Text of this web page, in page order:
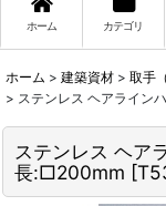
ホーム カテゴリ
ホーム > 建築資材 > 取手
> ステンレス ヘアライン
ステンレス ヘア
長:□200mm [